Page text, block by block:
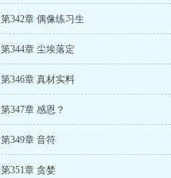
第342章 偶像练习生
第344章 尘埃落定
第346章 真材实料
第347章 感恩？
第349章 音符
第351章 贪婪